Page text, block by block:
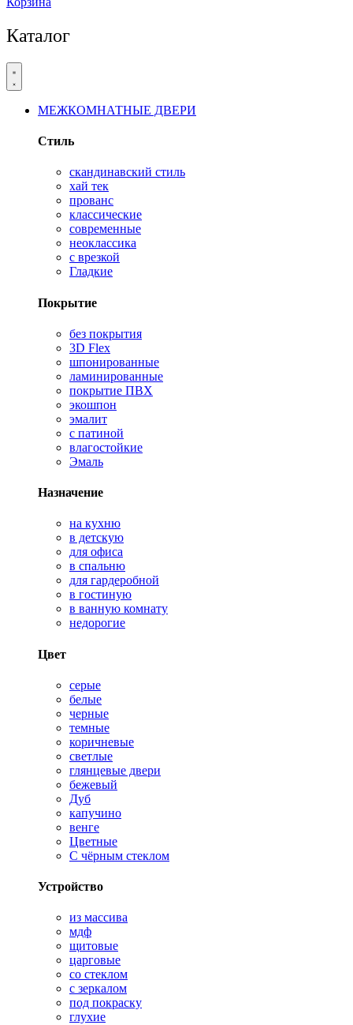
Каталог
МЕЖКОМНАТНЫЕ ДВЕРИ
Стиль
скандинавский стиль
хай тек
прованс
классические
современные
неоклассика
с врезкой
Гладкие
Покрытие
без покрытия
3D Flex
шпонированные
ламинированные
покрытие ПВХ
экошпон
эмалит
с патиной
влагостойкие
Эмаль
Назначение
на кухню
в детскую
для офиса
в спальню
для гардеробной
в гостиную
в ванную комнату
недорогие
Цвет
серые
белые
черные
темные
коричневые
светлые
глянцевые двери
бежевый
Дуб
капучино
венге
Цветные
С чёрным стеклом
Устройство
из массива
мдф
щитовые
царговые
со стеклом
с зеркалом
под покраску
глухие